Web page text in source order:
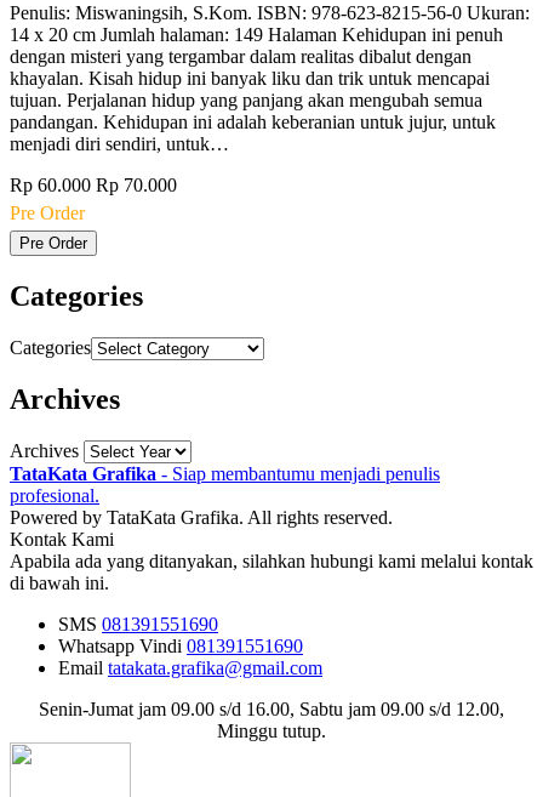
Penulis: Miswaningsih, S.Kom. ISBN: 978-623-8215-56-0 Ukuran:
14 x 20 cm Jumlah halaman: 149 Halaman Kehidupan ini penuh
dengan misteri yang tergambar dalam realitas dibalut dengan
khayalan. Kisah hidup ini banyak liku dan trik untuk mencapai
tujuan. Perjalanan hidup yang panjang akan mengubah semua
pandangan. Kehidupan ini adalah keberanian untuk jujur, untuk
menjadi diri sendiri, untuk…
Rp 60.000 Rp 70.000
Pre Order
Pre Order
Categories
Categories
Archives
Archives
TataKata Grafika - Siap membantumu menjadi penulis
profesional.
Powered by TataKata Grafika. All rights reserved.
Kontak Kami
Apabila ada yang ditanyakan, silahkan hubungi kami melalui kontak
di bawah ini.
SMS 081391551690
Whatsapp Vindi 081391551690
Email tatakata.grafika@gmail.com
Senin-Jumat jam 09.00 s/d 16.00, Sabtu jam 09.00 s/d 12.00,
Minggu tutup.